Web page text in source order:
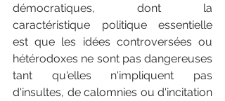
démocratiques, dont la
caractéristique politique essentielle
est que les idées controversées ou
hétérodoxes ne sont pas dangereuses
tant qu'elles n'impliquent pas
d'insultes, de calomnies ou d'incitation